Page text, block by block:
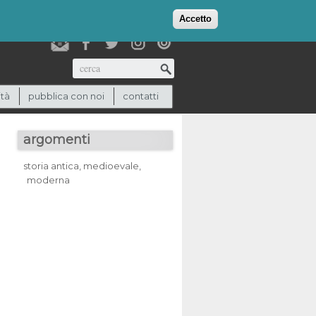
Accetto
(0)
Cerca
pubblica con noi contatti
argomenti
storia antica, medioevale,
moderna